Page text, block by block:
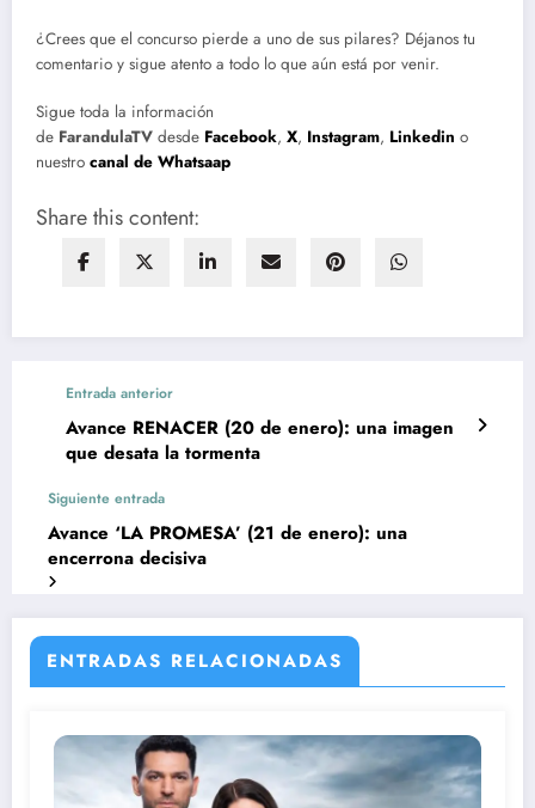
¿Crees que el concurso pierde a uno de sus pilares? Déjanos tu
comentario y sigue atento a todo lo que aún está por venir.
Sigue toda la información
de FarandulaTV desde Facebook, X, Instagram, Linkedin o
nuestro canal de Whatsaap
Share this content:
Entrada anterior
Avance RENACER (20 de enero): una imagen
que desata la tormenta
Siguiente entrada
Avance ‘LA PROMESA’ (21 de enero): una
encerrona decisiva
ENTRADAS RELACIONADAS